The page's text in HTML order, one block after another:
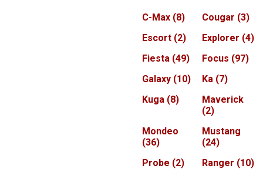
C-Max (8) Cougar (3)
Escort (2) Explorer (4)
Fiesta (49) Focus (97)
Galaxy (10) Ka (7)
Kuga (8)
Maverick
(2)
Mondeo
(36)
Mustang
(24)
Probe (2) Ranger (10)